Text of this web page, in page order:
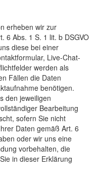
erheben wir zur
6 Abs. 1 S. 1 lit. b DSGVO
diese bei einer
Live-Chat-
werden als
Fällen die Daten
benötigen.
den jeweiligen
Bearbeitung
sofern Sie nicht
Daten gemäß Art. 6
oder wir uns eine
vorbehalten, die
in dieser Erklärung